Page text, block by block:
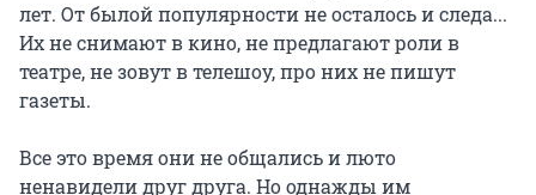
лет. От былой популярности не осталось и следа...
Их не снимают в кино, не предлагают роли в
театре, не зовут в телешоу, про них не пишут
газеты.
Все это время они не общались и люто
ненавидели друг друга. Но однажды им